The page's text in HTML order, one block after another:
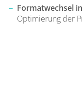
Formatwechsel
Optimierung der